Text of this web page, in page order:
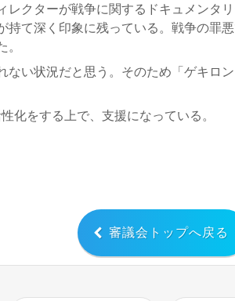
レクターが戦争に関するドキュメンタ
て深く印象に残っている。戦争の罪
い状況だと思う。そのため「ゲキロ
化をする上で、支援になっている。
審議会トップへ戻る